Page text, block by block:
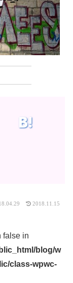
2018.11.15
false in
blog/w
class-wpwc-